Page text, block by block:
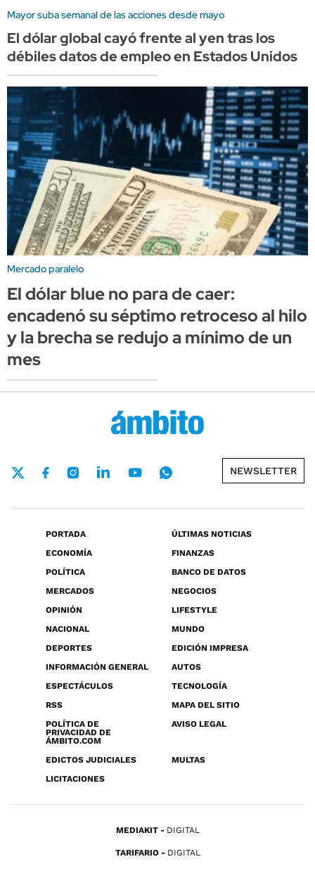
Mayor suba semanal de las acciones desde mayo
El dólar global cayó frente al yen tras los
débiles datos de empleo en Estados Unidos
Mercado paralelo
El dólar blue no para de caer:
encadenó su séptimo retroceso al hilo
y la brecha se redujo a mínimo de un
mes
NEWSLETTER
PORTADA
ÚLTIMAS NOTICIAS
ECONOMÍA
FINANZAS
POLÍTICA
BANCO DE DATOS
MERCADOS
NEGOCIOS
OPINIÓN
LIFESTYLE
NACIONAL
MUNDO
DEPORTES
EDICIÓN IMPRESA
INFORMACIÓN GENERAL
AUTOS
ESPECTÁCULOS
TECNOLOGÍA
RSS
MAPA DEL SITIO
POLÍTICA DE
PRIVACIDAD DE
ÁMBITO.COM
AVISO LEGAL
EDICTOS JUDICIALES
MULTAS
LICITACIONES
MEDIAKIT DIGITAL
TARIFARIO DIGITAL